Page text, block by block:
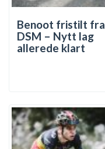
Benoot fristilt fra
DSM – Nytt lag
allerede klart